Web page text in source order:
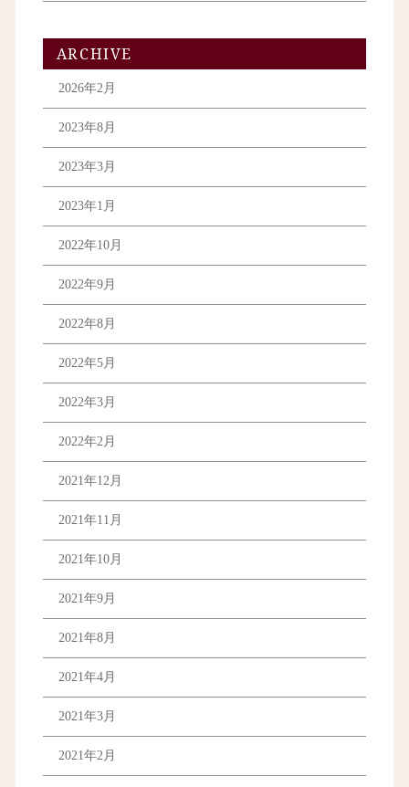
ARCHIVE
2026年2月
2023年8月
2023年3月
2023年1月
2022年10月
2022年9月
2022年8月
2022年5月
2022年3月
2022年2月
2021年12月
2021年11月
2021年10月
2021年9月
2021年8月
2021年4月
2021年3月
2021年2月